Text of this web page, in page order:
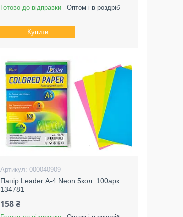
Готово до відправки Оптом і в роздріб
Купити
000040909
Папір Leader А-4 Neon 5кол. 100арк.
134781
158 ₴